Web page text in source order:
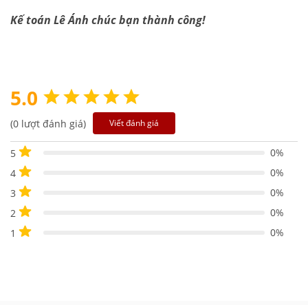
Kế toán Lê Ánh chúc bạn thành công!
5.0
(0 lượt đánh giá) Viết đánh giá
5
0%
4
0%
3
0%
2
0%
1
0%